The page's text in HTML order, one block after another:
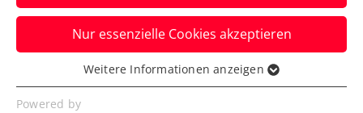
Sebastian Ofner, Dominic Thiem, Dennis
Novak und Julia Grabher sind beim Grand
Slam in London out.
Verfasst von: Manuel Wachta, 05.07.2023
Nur essenzielle Cookies akzeptieren
Essenziell
Essenzielle Cookies werden für grundlegende
Weitere Informationen anzeigen
Powered by